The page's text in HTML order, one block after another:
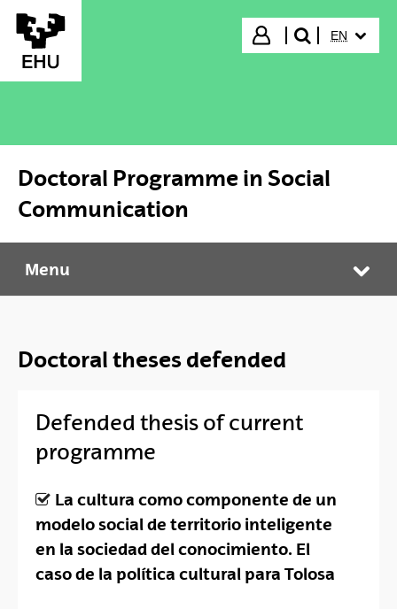
Skip to Main Content
Login
search"
EN
Doctoral Programme in Social
Communication
Doctoral Programme in Social Communication
Menu
Doctoral theses defended
Defended thesis of current
programme
La cultura como componente de un
modelo social de territorio inteligente
en la sociedad del conocimiento. El
caso de la política cultural para Tolosa